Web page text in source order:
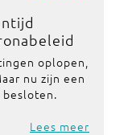
oplopen,
nu zijn een
Lees meer